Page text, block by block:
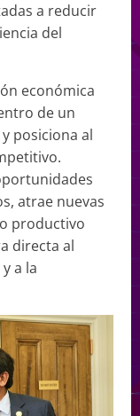
a reducir
del
económica
de un
posiciona al
atrae nuevas
productivo
directa al
a la